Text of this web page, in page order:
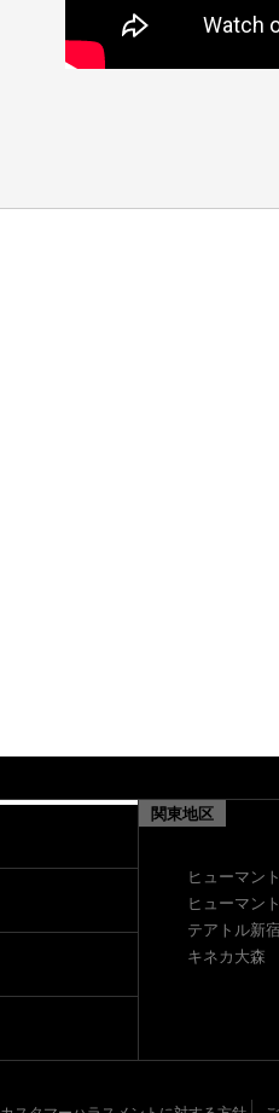
関東地区
ヒューマン
ヒューマン
テアトル新
キネカ大森